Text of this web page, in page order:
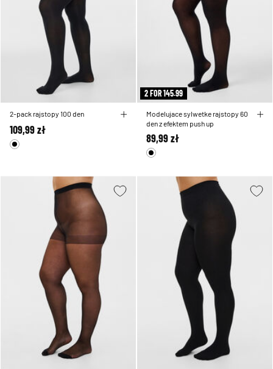
2-pack rajstopy 100 den
109,99 zł
2 FOR 145.99
Modelujace sylwetke rajstopy 60
den z efektem push up
89,99 zł